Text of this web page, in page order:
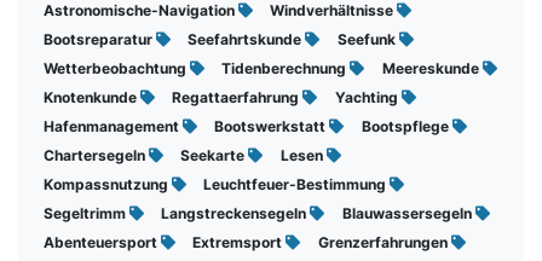
Astronomische-Navigation
Windverhältnisse
Bootsreparatur
Seefahrtskunde
Seefunk
Wetterbeobachtung
Tidenberechnung
Meereskunde
Knotenkunde
Regattaerfahrung
Yachting
Hafenmanagement
Bootswerkstatt
Bootspflege
Chartersegeln
Seekarte
Lesen
Kompassnutzung
Leuchtfeuer-Bestimmung
Segeltrimm
Langstreckensegeln
Blauwassersegeln
Abenteuersport
Extremsport
Grenzerfahrungen